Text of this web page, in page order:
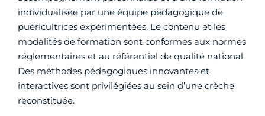
individualisée par une équipe pédagogique de
puéricultrices expérimentées. Le contenu et les
modalités de formation sont conformes aux normes
réglementaires et au référentiel de qualité national.
Des méthodes pédagogiques innovantes et
interactives sont privilégiées au sein d’une crèche
reconstituée.